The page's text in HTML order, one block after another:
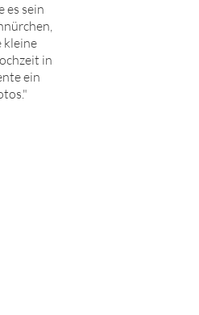
es sein
kleine
in
ein